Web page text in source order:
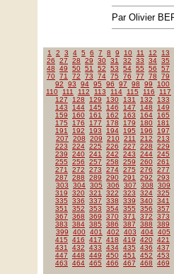
Par Olivier
1 2 3 4 5 6 7 8 9 10 11 12
13
26
27 28 29 30 31 32 33 34 35
48
49 50 51 52 53 54 55 56
57
70 71 72 73 74 75 76 77 78
79
92
93 94 95 96 97 98 99
100
110
111 112 113 114 115 116
117
127
128 129 130 131 132
133
143
144 145 146 147 148
149
159
160 161 162 163 164
165
175
176 177 178 179 180
181
191
192 193 194 195 196
197
207
208 209 210 211 212
213
223
224 225 226 227 228
229
239
240 241 242 243 244 245
255
256 257 258 259 260 261
271
272 273 274 275 276
277
287
288 289 290 291 292
293
303
304 305 306 307 308
309
319
320 321 322 323 324 325
335
336 337 338 339 340 341
351
352 353 354 355 356
357
367
368 369 370 371 372
373
383
384 385 386 387 388
389
399
400 401 402 403 404 405
415
416 417 418 419 420 421
431
432 433 434 435 436
437
447
448 449 450 451 452
453
463
464 465 466 467 468 469